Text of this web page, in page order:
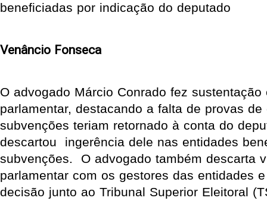
beneficiadas por indicação do deputado
Venâncio Fonseca
O advogado Márcio Conrado fez
parlamentar, destacando a falta de provas
subvenções teriam retornado à conta do
descartou ingerência dele nas entidades
subvenções. O advogado também descarta
parlamentar com os gestores das entidades
decisão junto ao Tribunal Superior Eleitoral